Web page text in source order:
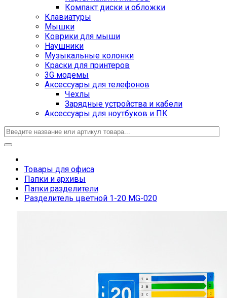
Компакт диски и обложки
Клавиатуры
Мышки
Коврики для мыши
Наушники
Музыкальные колонки
Краски для принтеров
3G модемы
Аксессуары для телефонов
Чехлы
Зарядные устройства и кабели
Аксессуары для ноутбуков и ПК
Товары для офиса
Папки и архивы
Папки разделители
Разделитель цветной 1-20 MG-020